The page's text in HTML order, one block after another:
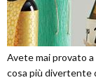
Avete mai provato
cosa più divertente